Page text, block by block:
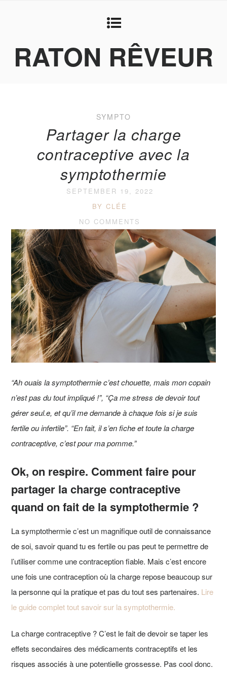
RATON RÊVEUR
SYMPTO
Partager la charge
contraceptive avec la
symptothermie
SEPTEMBER 19, 2022
BY CLÉE
NO COMMENTS
“Ah ouais la symptothermie c’est chouette, mais mon copain
n’est pas du tout impliqué !”, “Ça me stress de devoir tout
gérer seul.e, et qu’il me demande à chaque fois si je suis
fertile ou infertile”. “En fait, il s’en fiche et toute la charge
contraceptive, c’est pour ma pomme.”
Ok, on respire. Comment faire pour
partager la charge contraceptive
quand on fait de la symptothermie ?
La symptothermie c’est un magnifique outil de connaissance
de soi, savoir quand tu es fertile ou pas peut te permettre de
l’utiliser comme une contraception fiable. Mais c’est encore
une fois une contraception où la charge repose beaucoup sur
la personne qui la pratique et pas du tout ses partenaires. Lire
le guide complet tout savoir sur la symptothermie.
La charge contraceptive ? C’est le fait de devoir se taper les
effets secondaires des médicaments contraceptifs et les
risques associés à une potentielle grossesse. Pas cool donc.